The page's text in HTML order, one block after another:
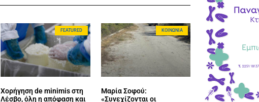
FEATURED
Χορήγηση de minimis στη
Λέσβο, όλη η απόφαση και
ΚΟΙΝΩΝΊΑ
Μαρία Σοφού:
«Συνεχίζονται οι